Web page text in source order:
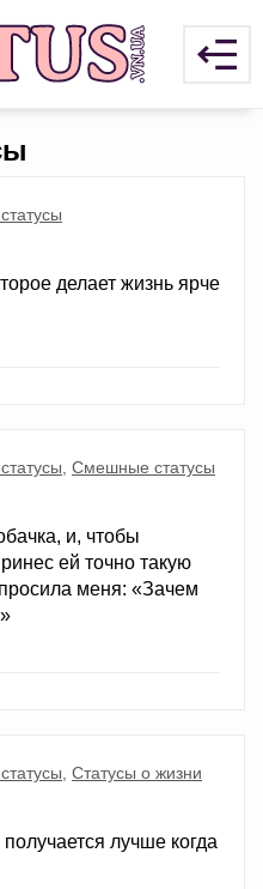
делает жизнь ярче
Смешные статусы
и, чтобы
ей точно такую
меня: «Зачем
Статусы о жизни
лучше когда